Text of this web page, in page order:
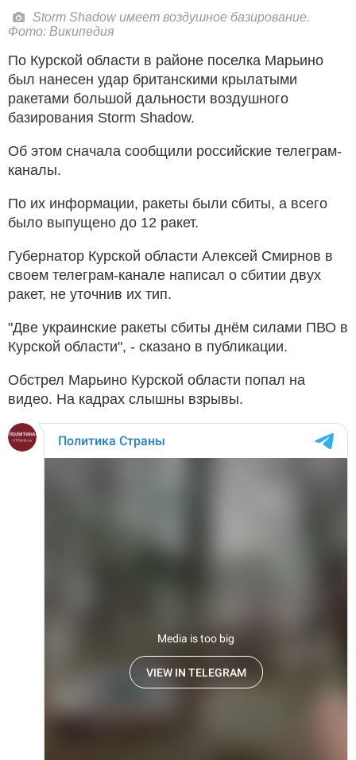
Storm Shadow имеет воздушное базирование.
Фото: Википедия
По Курской области в районе поселка Марьино
был нанесен удар британскими крылатыми
ракетами большой дальности воздушного
базирования Storm Shadow.
Об этом сначала сообщили российские телеграм-
каналы.
По их информации, ракеты были сбиты, а всего
было выпущено до 12 ракет.
Губернатор Курской области Алексей Смирнов в
своем телеграм-канале написал о сбитии двух
ракет, не уточнив их тип.
"Две украинские ракеты сбиты днём силами ПВО в
Курской области", - сказано в публикации.
Обстрел Марьино Курской области попал на
видео. На кадрах слышны взрывы.